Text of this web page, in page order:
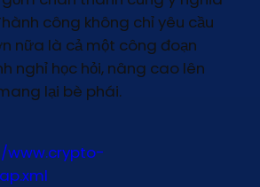
công không chỉ yêu cầu
nữa là cả một công đoạn
nghỉ học hỏi, nâng cao lên
lại bè phái.
www.crypto-